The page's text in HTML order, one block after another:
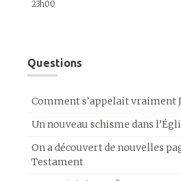
23h00
Questions
Comment s’appelait vraiment
Un nouveau schisme dans
On a découvert de nouvelles
Testament